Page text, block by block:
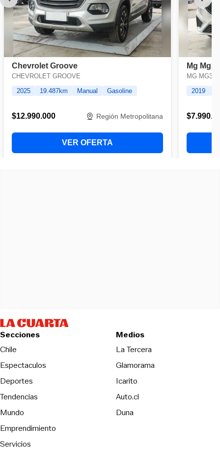
Secciones
Chile
Espectaculos
Deportes
Tendencias
Mundo
Emprendimiento
Servicios
Medios
La TerceraOpens in new
Glamorama
Icarito
Auto.cl
DunaOpens in new window